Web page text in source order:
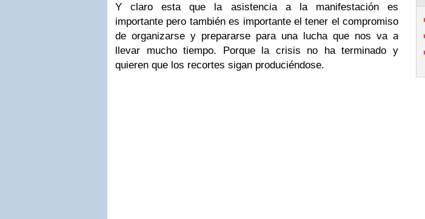
Y claro esta que la asistencia a la manifestación es
importante pero también es importante el tener el compromiso
de organizarse y prepararse para una lucha que nos va a
llevar mucho tiempo. Porque la crisis no ha terminado y
quieren que los recortes sigan produciéndose.